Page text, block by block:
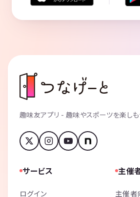
趣味友アプリ - 趣味やスポーツを楽しも
サービス
ログイン
主催
主催者